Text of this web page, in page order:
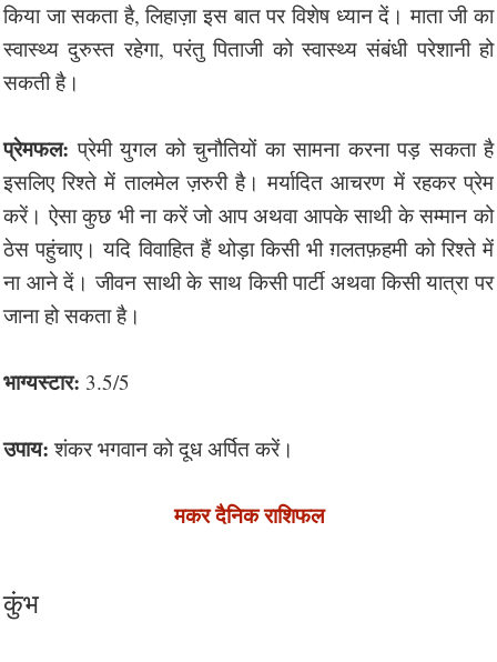
किया जा सकता है, लिहाज़ा इस बात पर विशेष ध्यान दें। माता जी का
स्वास्थ्य दुरुस्त रहेगा, परंतु पिताजी को स्वास्थ्य संबंधी परेशानी हो
सकती है।
प्रेमफल: प्रेमी युगल को चुनौतियों का सामना करना पड़ सकता है
इसलिए रिश्ते में तालमेल ज़रुरी है। मर्यादित आचरण में रहकर प्रेम
करें। ऐसा कुछ भी ना करें जो आप अथवा आपके साथी के सम्मान को
ठेस पहुंचाए। यदि विवाहित हैं थोड़ा किसी भी ग़लतफ़हमी को रिश्ते में
ना आने दें। जीवन साथी के साथ किसी पार्टी अथवा किसी यात्रा पर
जाना हो सकता है।
भाग्यस्टार: 3.5/5
उपाय: शंकर भगवान को दूध अर्पित करें।
मकर दैनिक राशिफल
कुंभ